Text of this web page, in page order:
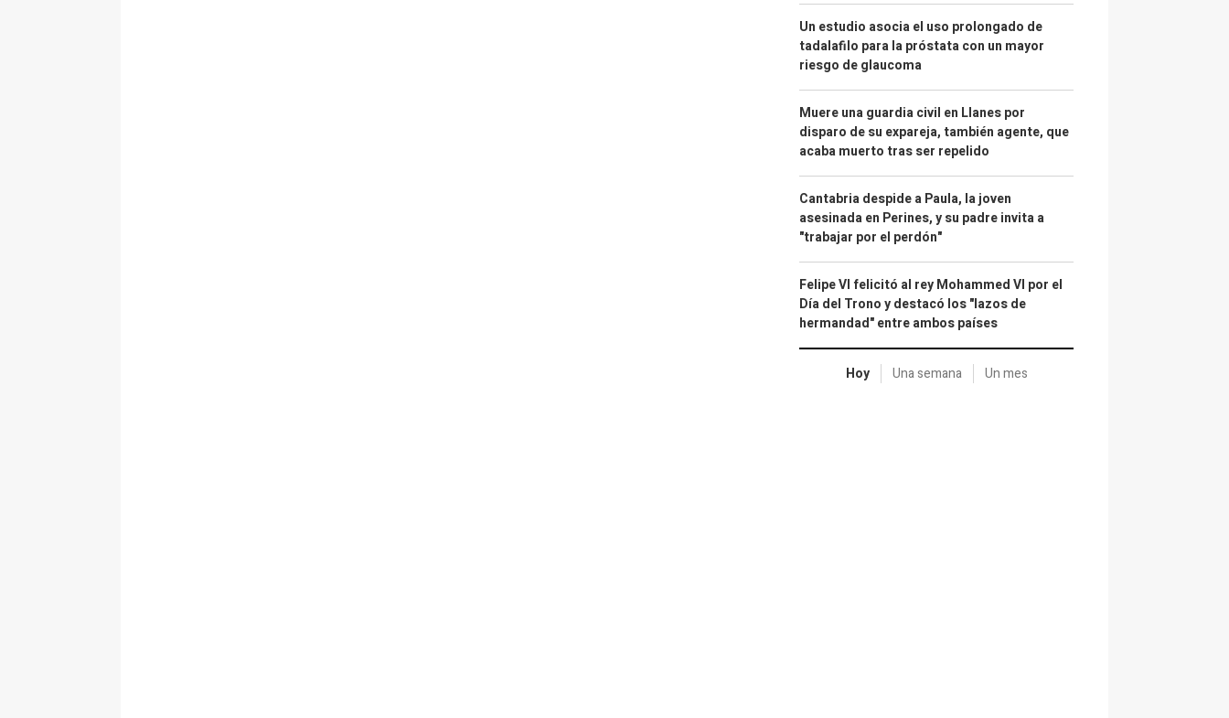
Un estudio asocia el uso prolongado de
tadalafilo para la próstata con un mayor
riesgo de glaucoma
Muere una guardia civil en Llanes por
disparo de su expareja, también agente, que
acaba muerto tras ser repelido
Cantabria despide a Paula, la joven
asesinada en Perines, y su padre invita a
"trabajar por el perdón"
Felipe VI felicitó al rey Mohammed VI por el
Día del Trono y destacó los "lazos de
hermandad" entre ambos países
Hoy Una semana Un mes